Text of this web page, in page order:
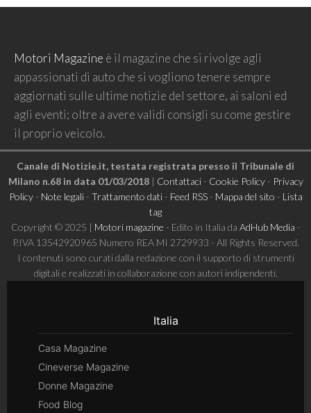
Motori Magazine è il magazine che si rivolge agli
appassionati di auto che si vogliono tenere sempre
aggiornati sulle ultime notizie del settore, ai saloni ed
agli eventi; oltre a avere validi consigli su come gestire
il proprio veicolo.
Canale di Notizie.it, testata registrata presso il Tribunale di
Milano n.68 in data 01/03/2018| Contattaci- Cookie Policy- Privacy
Policy- Note legali- Trattamento dati- Feed RSS- Mappa del sito - Lista
tag
Copyright © 2025 | Motori magazine - Edito in Italia da AdHub Media -
P.IVA 13542920965 Numero REA MI 2729933 - All Rights Reserved.
I contenuti sono curati dalla redazione con il supporto di strumenti
digitali e realizzati in collaborazione con autori indipendenti.
Italia
Casa Magazine
Cineverse Magazine
Donne Magazine
Food Blog